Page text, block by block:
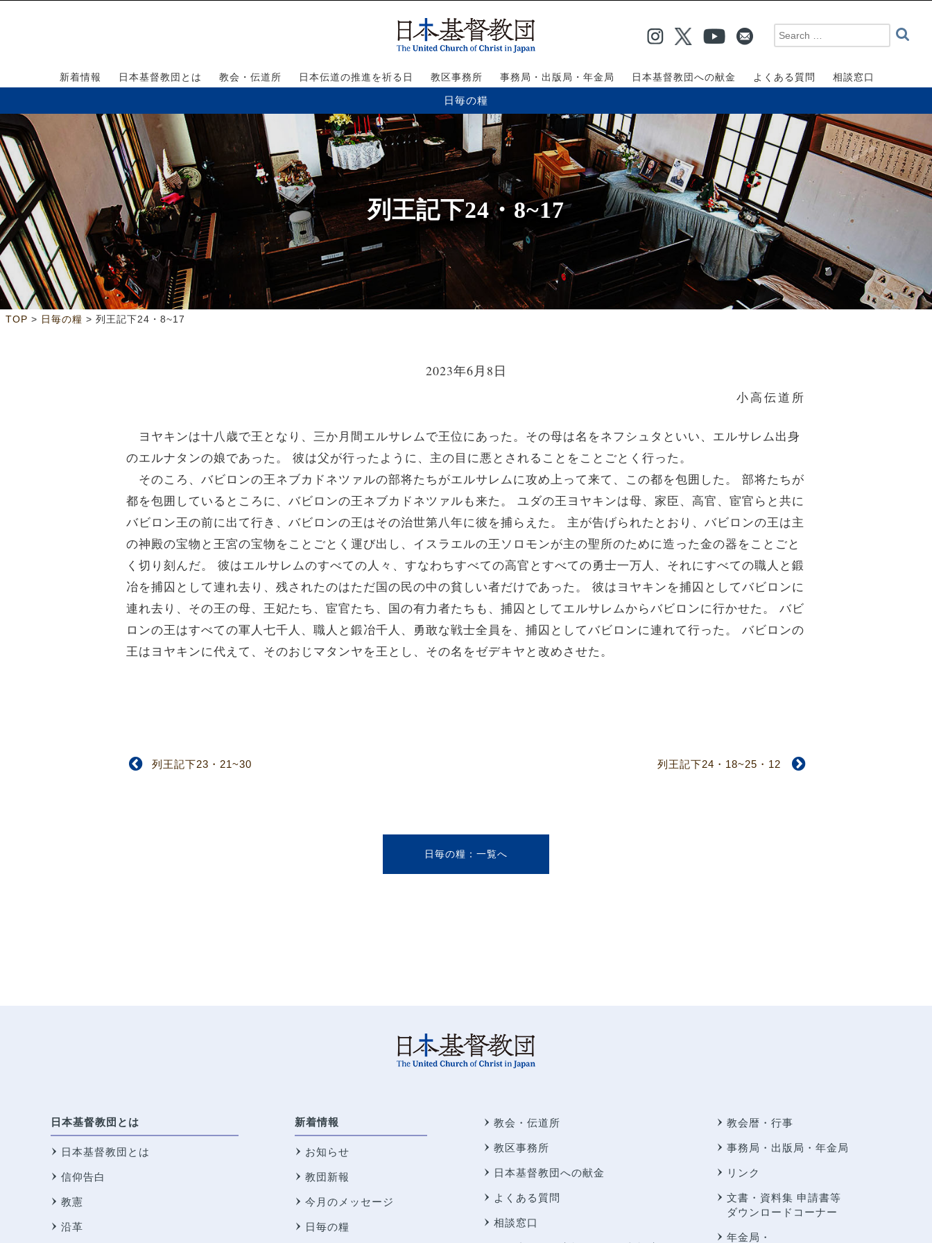
新着情報 日本基督教団とは 教会・伝道所 日本伝道の推進を祈る日 教区事務所 事務局・出版局・年金局 日本基督教団への献金 よくある質問 相談窓口
日毎の糧
列王記下24・8~17
TOP > 日毎の糧 > 列王記下24・8~17
2023年6月8日
小高伝道所
ヨヤキンは十八歳で王となり、三か月間エルサレムで王位にあった。その母は名をネフシュタといい、エルサレム出身
のエルナタンの娘であった。 彼は父が行ったように、主の目に悪とされることをことごとく行った。
そのころ、バビロンの王ネブカドネツァルの部将たちがエルサレムに攻め上って来て、この都を包囲した。 部将たちが
都を包囲しているところに、バビロンの王ネブカドネツァルも来た。 ユダの王ヨヤキンは母、家臣、高官、宦官らと共に
バビロン王の前に出て行き、バビロンの王はその治世第八年に彼を捕らえた。 主が告げられたとおり、バビロンの王は主
の神殿の宝物と王宮の宝物をことごとく運び出し、イスラエルの王ソロモンが主の聖所のために造った金の器をことごと
く切り刻んだ。 彼はエルサレムのすべての人々、すなわちすべての高官とすべての勇士一万人、それにすべての職人と鍛
冶を捕囚として連れ去り、残されたのはただ国の民の中の貧しい者だけであった。 彼はヨヤキンを捕囚としてバビロンに
連れ去り、その王の母、王妃たち、宦官たち、国の有力者たちも、捕囚としてエルサレムからバビロンに行かせた。 バビ
ロンの王はすべての軍人七千人、職人と鍛冶千人、勇敢な戦士全員を、捕囚としてバビロンに連れて行った。 バビロンの
王はヨヤキンに代えて、そのおじマタンヤを王とし、その名をゼデキヤと改めさせた。
列王記下23・21~30 列王記下24・18~25・12
日毎の糧
日本基督教団とは
日本基督教団とは
信仰告白
教憲
沿革
新着情報
お知らせ
教団新報
今月のメッセージ
日毎の糧
教会・伝道所
教区事務所
日本基督教団への献金
よくある質問
相談窓口
教会暦・行事
事務局・出版局・年金局
リンク
文書・資料集 申請書等
ダウンロードコーナー
年金局・